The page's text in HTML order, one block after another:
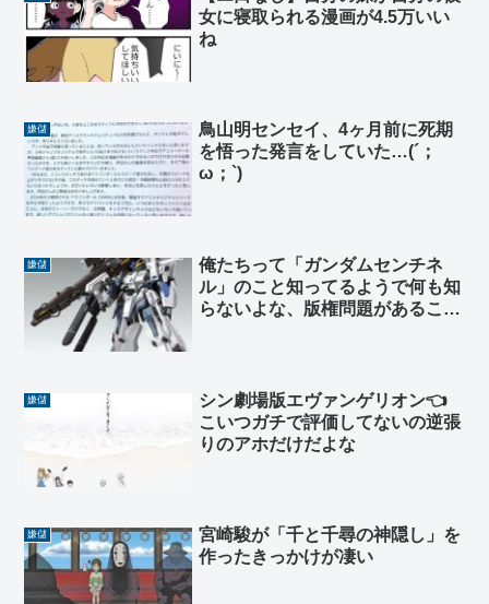
女に寝取られる漫画が4.5万いい
ね
嫌儲
鳥山明センセイ、4ヶ月前に死期
を悟った発言をしていた…(´；
ω；`)
嫌儲
俺たちって「ガンダムセンチネ
ル」のこと知ってるようで何も知
らないよな、版権問題があること
嫌儲
シン劇場版エヴァンゲリオン👈
こいつガチで評価してないの逆張
りのアホだけだよな
嫌儲
宮崎駿が「千と千尋の神隠し」を
作ったきっかけが凄い